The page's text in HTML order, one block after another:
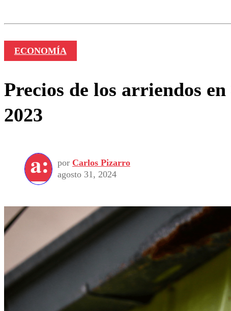
ECONOMÍA
Precios de los arriendos
2023
por Carlos Pizarro
agosto 31, 2024